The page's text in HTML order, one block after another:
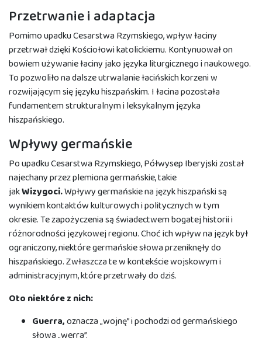
Przetrwanie i adaptacja
Pomimo upadku Cesarstwa Rzymskiego, wpływ łaciny
przetrwał dzięki Kościołowi katolickiemu. Kontynuował on
bowiem używanie łaciny jako języka liturgicznego i naukowego.
To pozwoliło na dalsze utrwalanie łacińskich korzeni w
rozwijającym się języku hiszpańskim. I łacina pozostała
fundamentem strukturalnym i leksykalnym języka
hiszpańskiego.
Wpływy germańskie
Po upadku Cesarstwa Rzymskiego, Półwysep Iberyjski został
najechany przez plemiona germańskie, takie
jakWizygoci.Wpływy germańskie na język hiszpański są
wynikiem kontaktów kulturowych i politycznych w tym
okresie. Te zapożyczenia są świadectwem bogatej historii i
różnorodności językowej regionu. Choć ich wpływ na język był
ograniczony, niektóre germańskie słowa przeniknęły do
hiszpańskiego. Zwłaszcza te w kontekście wojskowym i
administracyjnym, które przetrwały do dziś.
Oto niektóre z nich:
Guerra,oznacza „wojnę” i pochodzi od germańskiego